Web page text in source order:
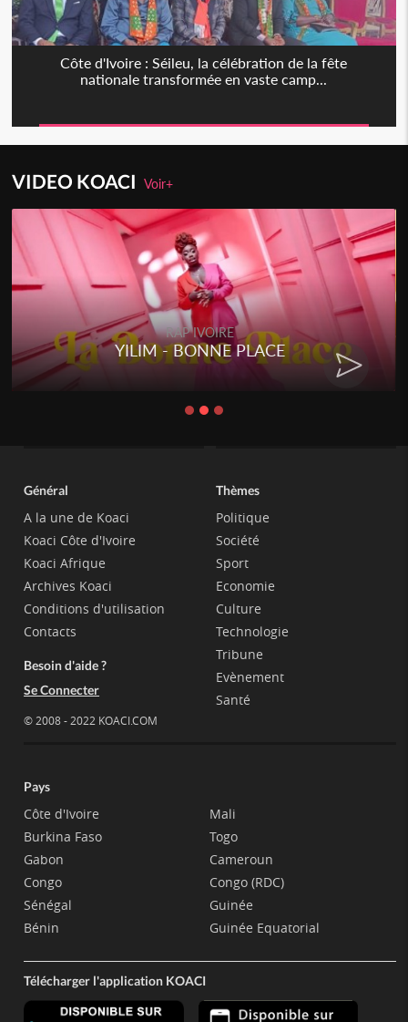
Côte d'Ivoire : Séileu, la célébration de la fête
nationale transformée en vaste camp...
VIDEO KOACIVoir+
RAP IVOIRE
YILIM - BONNE PLACE
Général
A la une de Koaci
Koaci Côte d'Ivoire
Koaci Afrique
Archives Koaci
Conditions d'utilisation
Contacts
Besoin d'aide ?
Se Connecter
© 2008 - 2022 KOACI.COM
Thèmes
Politique
Société
Sport
Economie
Culture
Technologie
Tribune
Evènement
Santé
Pays
Côte d'Ivoire
Burkina Faso
Gabon
Congo
Sénégal
Bénin
Mali
Togo
Cameroun
Congo (RDC)
Guinée
Guinée Equatorial
Télécharger l'application KOACI